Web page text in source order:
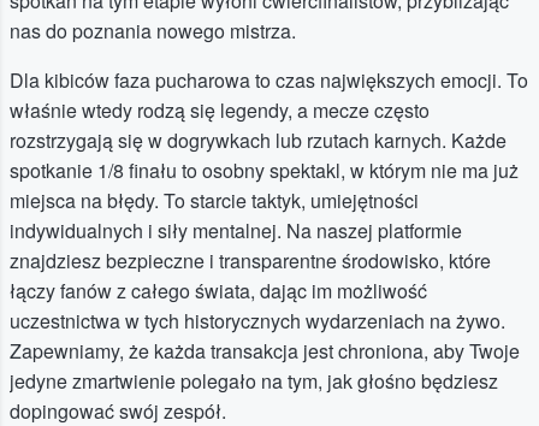
nas do poznania nowego mistrza.
Dla kibiców faza pucharowa to czas największych emocji. To
właśnie wtedy rodzą się legendy, a mecze często
rozstrzygają się w dogrywkach lub rzutach karnych. Każde
spotkanie 1/8 finału to osobny spektakl, w którym nie ma już
miejsca na błędy. To starcie taktyk, umiejętności
indywidualnych i siły mentalnej. Na naszej platformie
znajdziesz bezpieczne i transparentne środowisko, które
łączy fanów z całego świata, dając im możliwość
uczestnictwa w tych historycznych wydarzeniach na żywo.
Zapewniamy, że każda transakcja jest chroniona, aby Twoje
jedyne zmartwienie polegało na tym, jak głośno będziesz
dopingować swój zespół.